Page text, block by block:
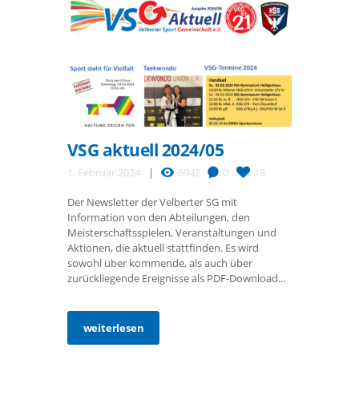
VSG aktuell 2024/05
1. Februar 2024 6942 0 18
Der Newsletter der Velberter SG mit
Information von den Abteilungen, den
Meisterschaftsspielen, Veranstaltungen und
Aktionen, die aktuell stattfinden. Es wird
sowohl über kommende, als auch über
zurückliegende Ereignisse als PDF-Download...
weiterlesen